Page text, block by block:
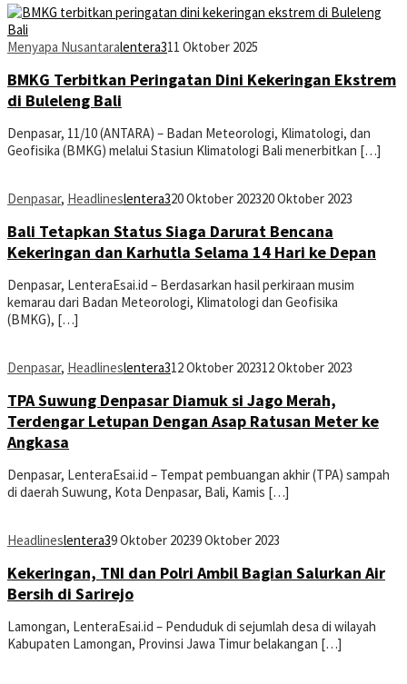
Menyapa Nusantaralentera311 Oktober 2025
BMKG Terbitkan Peringatan Dini Kekeringan Ekstrem
di Buleleng Bali
Denpasar, 11/10 (ANTARA) – Badan Meteorologi, Klimatologi, dan
Geofisika (BMKG) melalui Stasiun Klimatologi Bali menerbitkan […]
Denpasar, Headlineslentera320 Oktober 202320 Oktober 2023
Bali Tetapkan Status Siaga Darurat Bencana
Kekeringan dan Karhutla Selama 14 Hari ke Depan
Denpasar, LenteraEsai.id – Berdasarkan hasil perkiraan musim
kemarau dari Badan Meteorologi, Klimatologi dan Geofisika
(BMKG), […]
Denpasar, Headlineslentera312 Oktober 202312 Oktober 2023
TPA Suwung Denpasar Diamuk si Jago Merah,
Terdengar Letupan Dengan Asap Ratusan Meter ke
Angkasa
Denpasar, LenteraEsai.id – Tempat pembuangan akhir (TPA) sampah
di daerah Suwung, Kota Denpasar, Bali, Kamis […]
Headlineslentera39 Oktober 20239 Oktober 2023
Kekeringan, TNI dan Polri Ambil Bagian Salurkan Air
Bersih di Sarirejo
Lamongan, LenteraEsai.id – Penduduk di sejumlah desa di wilayah
Kabupaten Lamongan, Provinsi Jawa Timur belakangan […]